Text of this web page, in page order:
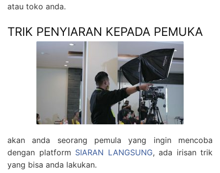
atau toko anda.
TRIK PENYIARAN KEPADA PEMUKA
akan anda seorang pemula yang ingin mencoba
dengan platform SIARAN LANGSUNG, ada irisan trik
yang bisa anda lakukan.